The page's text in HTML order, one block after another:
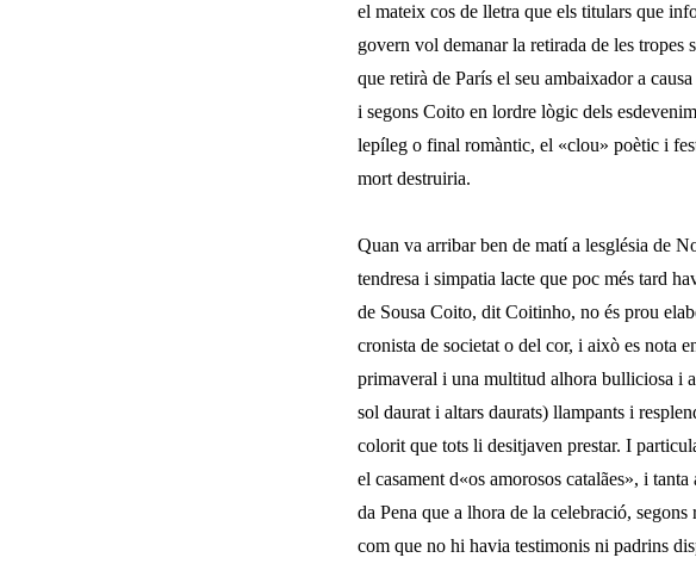
el mateix cos de lletra que els titulars que
govern vol demanar la retirada de les tropes
que retirà de París el seu ambaixador a
i segons Coito en lordre lògic dels
lepíleg o final romàntic, el «clou» poètic i
mort destruiria.
Quan va arribar ben de matí a lesglésia de
tendresa i simpa­tia lacte que poc més tard
de Sousa Coito, dit Coitinho, no és prou
cronista de societat o del cor, i això es nota
primaveral i una multitud alhora bullicio­sa i
sol daurat i altars daurats) llampants i
colorit que tots li desitjaven prestar. I
el casament d«os amorosos catalães», i
da Pena que a lhora de la celebració,
com que no hi havia testimonis ni padrins